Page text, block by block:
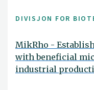
DIVISJON FOR
MikRho -
with beneficial
industrial